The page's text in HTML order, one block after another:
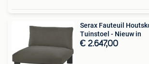
Serax Fauteuil
Tuinstoel - Nieuw in
€ 2.647,00